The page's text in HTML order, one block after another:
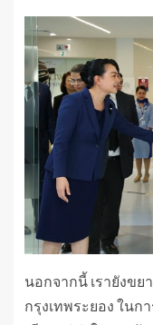
นอกจากนี้ เรายังขย
กรุงเทพระยอง ในก